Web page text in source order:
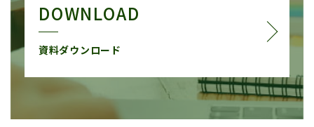
DOWNLOAD
資料ダウンロード